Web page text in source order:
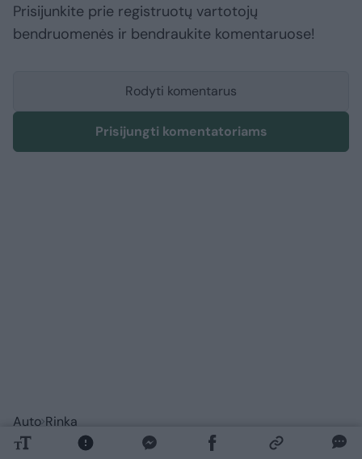
Prisijunkite prie registruotų vartotojų
bendruomenės ir bendraukite komentaruose!
Rodyti komentarus
Prisijungti komentatoriams
Auto Rinka
Štai kaip pasikeitė degalų kainos